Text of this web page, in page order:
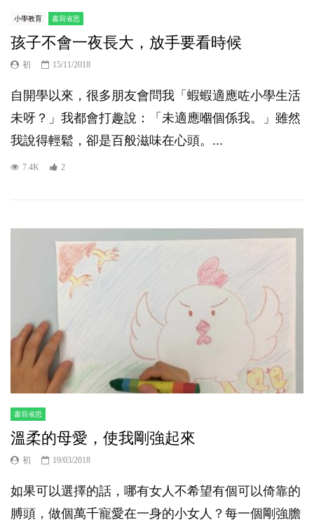
小學教育 書寫省思
孩子不會一夜長大，放手要看時候
初 15/11/2018
自開學以來，很多朋友會問我「蝦蝦適應咗小學生活
未呀？」我都會打趣說：「未適應嗰個係我。」雖然
我說得輕鬆，卻是百般滋味在心頭。...
7.4K 2
書寫省思
溫柔的母愛，使我剛強起來
初 19/03/2018
如果可以選擇的話，哪有女人不希望有個可以倚靠的
膊頭，做個萬千寵愛在一身的小女人？每一個剛強膽